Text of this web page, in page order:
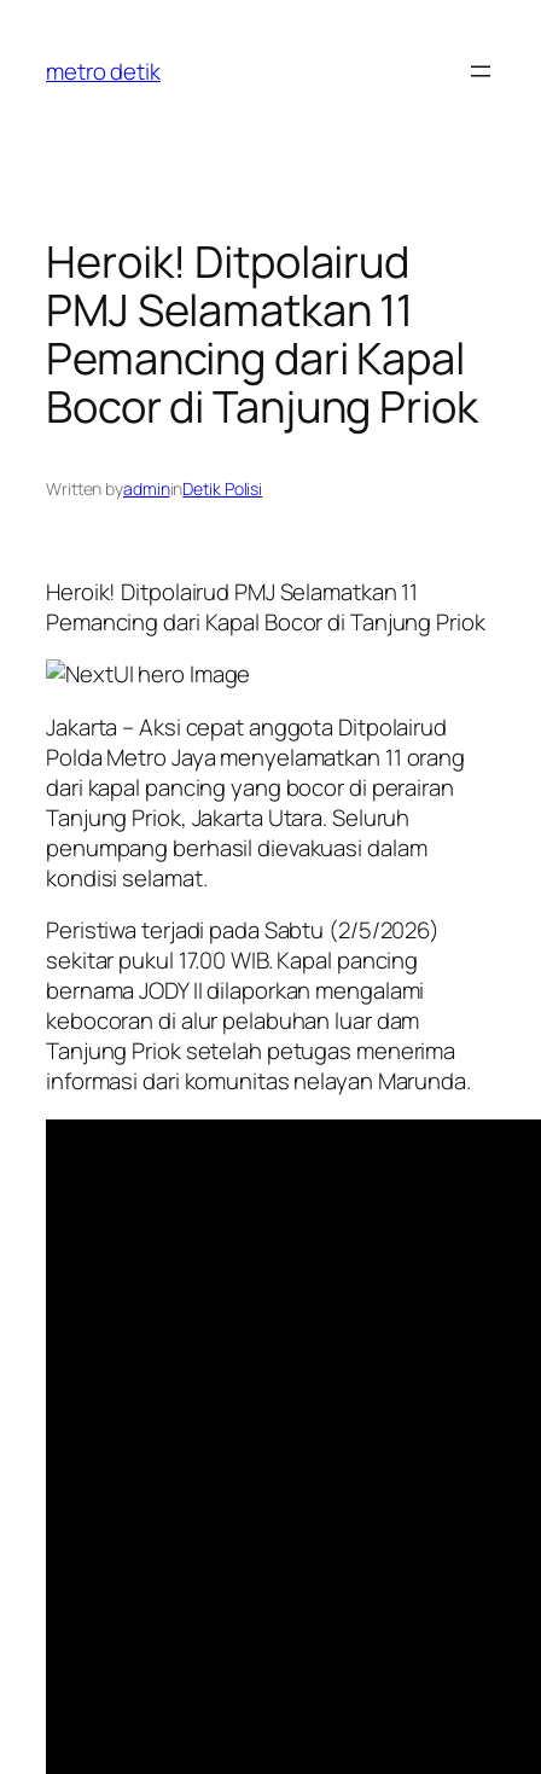
content
metro detik
Heroik! Ditpolairud
PMJ Selamatkan 11
Pemancing dari Kapal
Bocor di Tanjung Priok
Written byadmininDetik Polisi
Heroik! Ditpolairud PMJ Selamatkan 11
Pemancing dari Kapal Bocor di Tanjung Priok
Jakarta – Aksi cepat anggota Ditpolairud
Polda Metro Jaya menyelamatkan 11 orang
dari kapal pancing yang bocor di perairan
Tanjung Priok, Jakarta Utara. Seluruh
penumpang berhasil dievakuasi dalam
kondisi selamat.
Peristiwa terjadi pada Sabtu (2/5/2026)
sekitar pukul 17.00 WIB. Kapal pancing
bernama JODY II dilaporkan mengalami
kebocoran di alur pelabuhan luar dam
Tanjung Priok setelah petugas menerima
informasi dari komunitas nelayan Marunda.